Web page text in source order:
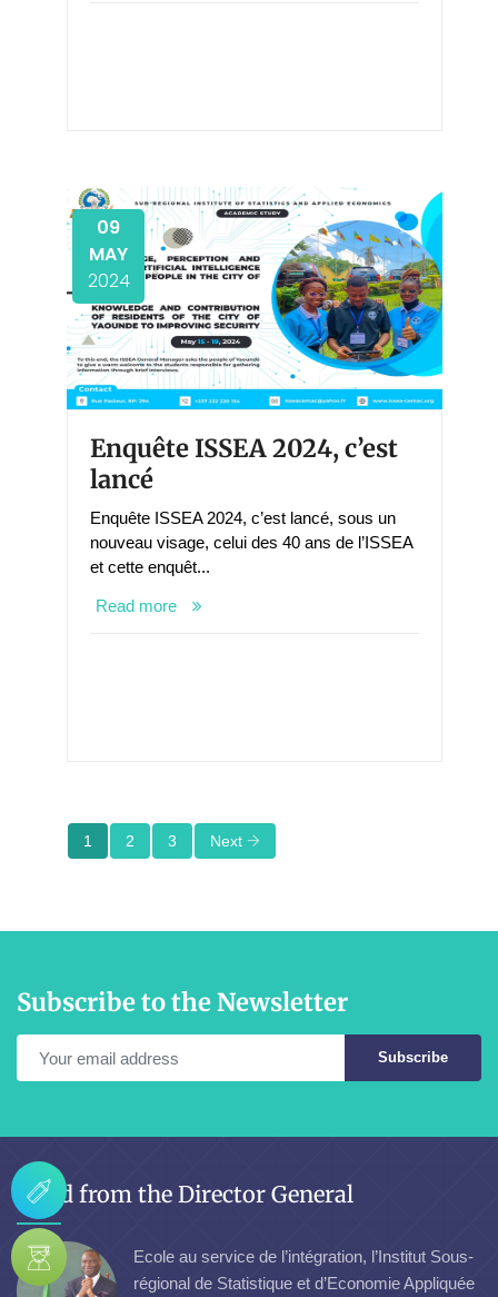
Enquête ISSEA 2024, c’est
lancé
09
MAY
2024
Enquête ISSEA 2024, c’est lancé, sous un
nouveau visage, celui des 40 ans de l’ISSEA
et cette enquêt...
Read more
1 2 3 Next
Subscribe to the Newsletter
Subscribe
Word from the Director General
Ecole au service de l’intégration, l’Institut Sous-
régional de Statistique et d’Economie Appliquée